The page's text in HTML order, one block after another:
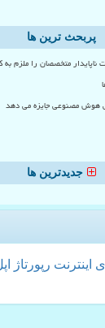
پربحث ترین ها
متخصصان را ملزم به
هوش مصنوعی جایزه می دهد
جدیدترین ها
اینترنت رپورتاژ